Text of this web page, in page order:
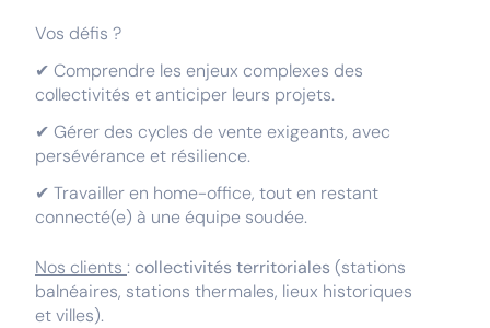
Vos défis ?
✔ Comprendre les enjeux complexes des
collectivités et anticiper leurs projets.
✔ Gérer des cycles de vente exigeants, avec
persévérance et résilience.
✔ Travailler en home-office, tout en restant
connecté(e) à une équipe soudée.
Nos clients : collectivités territoriales (stations
balnéaires, stations thermales, lieux historiques
et villes).